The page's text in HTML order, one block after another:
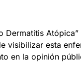
Dermatitis Atópica”
visibilizar esta
en la opinión